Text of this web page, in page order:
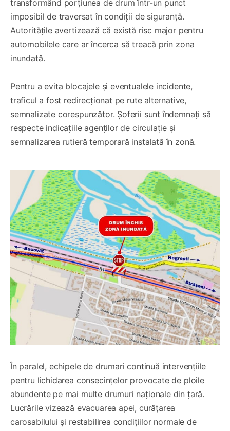
transformând porțiunea de drum într-un punct
imposibil de traversat în condiții de siguranță.
Autoritățile avertizează că există risc major pentru
automobilele care ar încerca să treacă prin zona
inundată.
Pentru a evita blocajele și eventualele incidente,
traficul a fost redirecționat pe rute alternative,
semnalizate corespunzător. Șoferii sunt îndemnați să
respecte indicațiile agenților de circulație și
semnalizarea rutieră temporară instalată în zonă.
În paralel, echipele de drumari continuă intervențiile
pentru lichidarea consecințelor provocate de ploile
abundente pe mai multe drumuri naționale din țară.
Lucrările vizează evacuarea apei, curățarea
carosabilului și restabilirea condițiilor normale de